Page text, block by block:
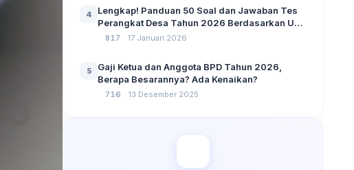
4
Lengkap! Panduan 50 Soal dan Jawaban Tes
Perangkat Desa Tahun 2026 Berdasarkan UU
No 3 Tahun 2024
817 17 Januari 2026
5
Gaji Ketua dan Anggota BPD Tahun 2026,
Berapa Besarannya? Ada Kenaikan?
716 13 Desember 2025